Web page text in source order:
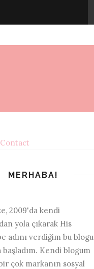
MERHABA!
2009'da kendi
yola çıkarak His
adını verdiğim bu blogu
başladım. Kendi blogum
çok markanın sosyal